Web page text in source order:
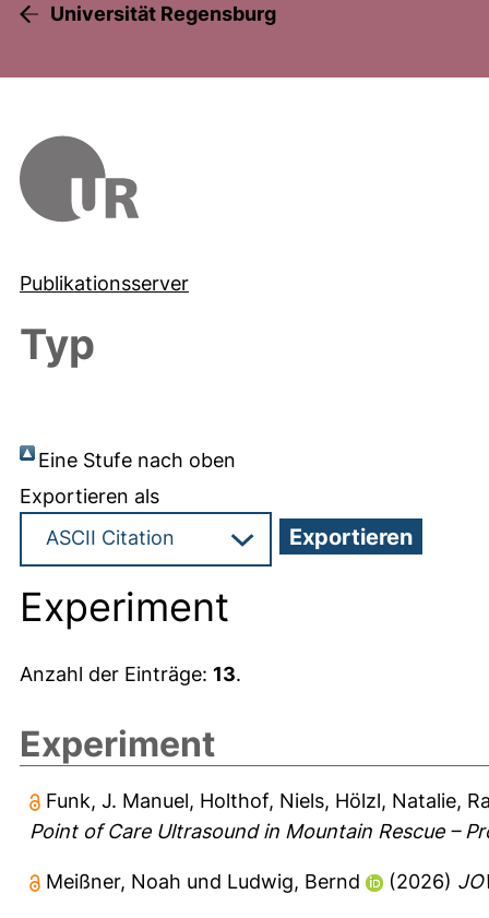
Universität Regensburg
Publikationsserver
Typ
Eine Stufe nach oben
Exportieren als
Experiment
Anzahl der Einträge: 13.
Experiment
Funk, J. Manuel, Holthof, Niels, Hölzl, Natalie,
Point of Care Ultrasound in Mountain Rescue –
Meißner, Noah und Ludwig, Bernd (2026)